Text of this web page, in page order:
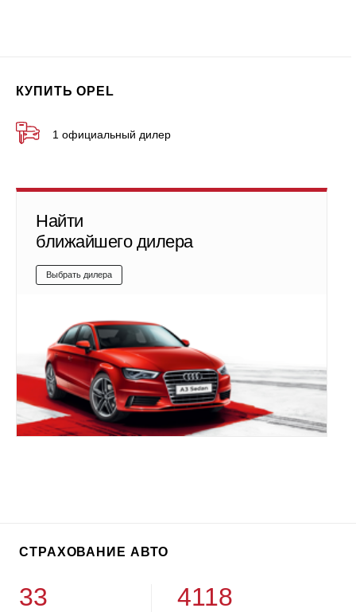
КУПИТЬ OPEL
1 официальный дилер
Найти
ближайшего дилера
Выбрать дилера
СТРАХОВАНИЕ АВТО
33 4118